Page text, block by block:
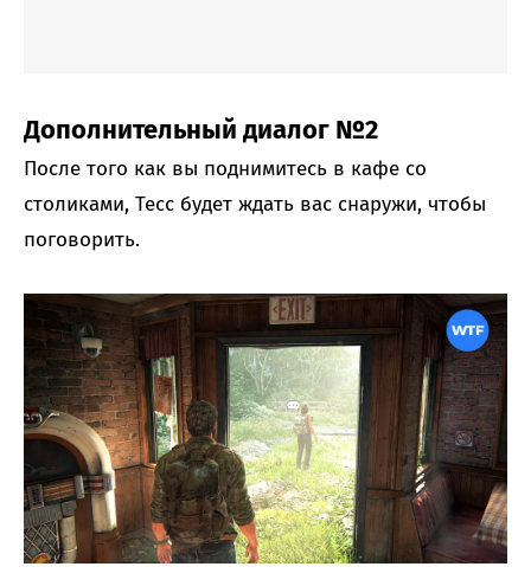
Дополнительный диалог №2
После того как вы поднимитесь в кафе со
столиками, Тесс будет ждать вас снаружи, чтобы
поговорить.